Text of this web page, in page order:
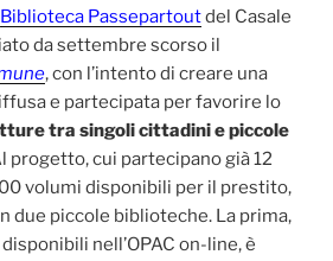
Biblioteca Passepartoutdel Casale
da settembre scorso il
, con l’intento di creare una
e partecipata per favorire lo
tra singoli cittadini e piccole
progetto, cui partecipano già 12
volumi disponibili per il prestito,
due piccole biblioteche. La prima,
nell’OPAC on-line, è